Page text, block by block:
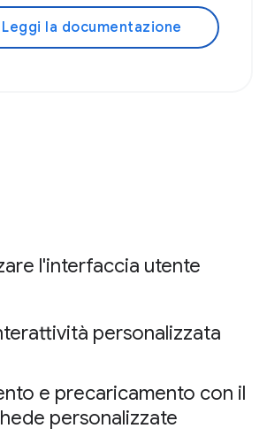
Leggi la documentazione
l'interfaccia utente
personalizzata
e precaricamento con il
personalizzate